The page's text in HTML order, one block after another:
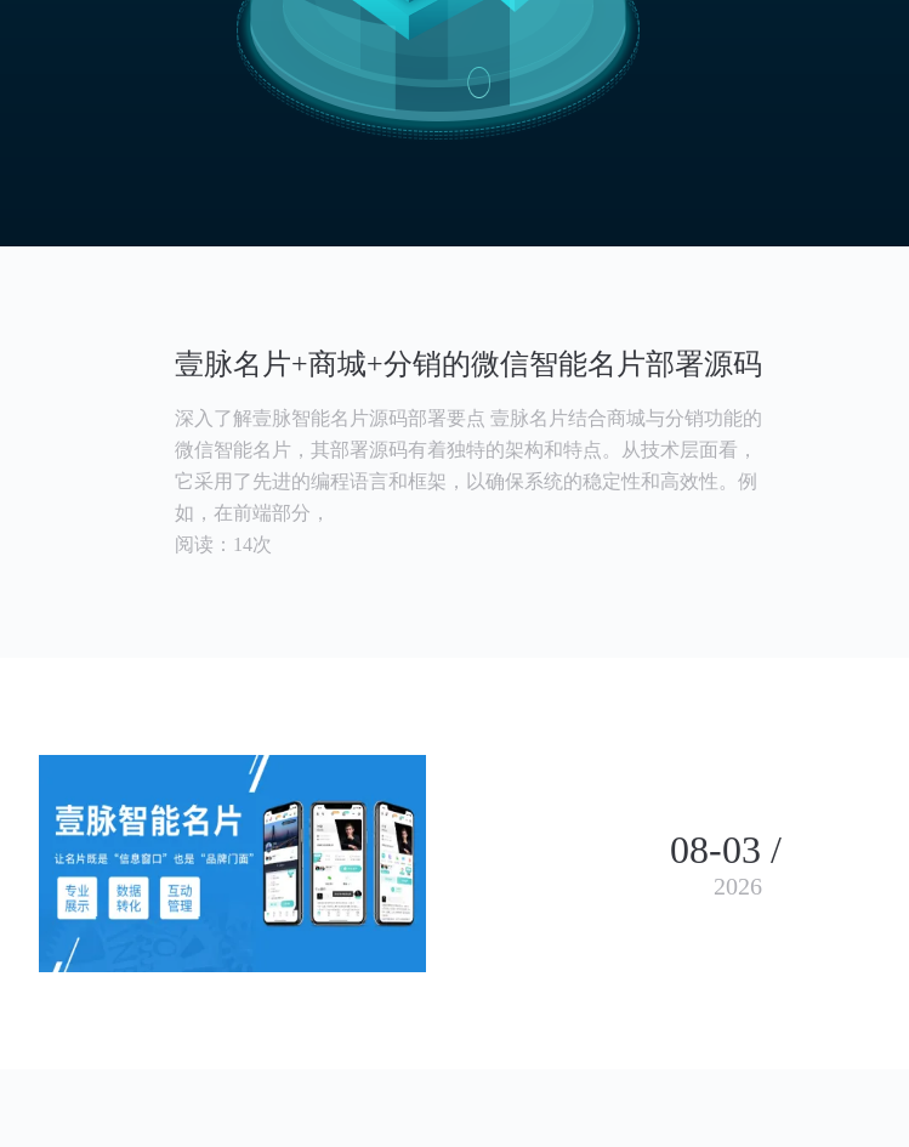
壹脉名片+商城+分销的微信智能名片部署源码
深入了解壹脉智能名片源码部署要点 壹脉名片结合商城与分销功能的
微信智能名片，其部署源码有着独特的架构和特点。从技术层面看，
它采用了先进的编程语言和框架，以确保系统的稳定性和高效性。例
如，在前端部分，
阅读：14次
08-03 /
2026